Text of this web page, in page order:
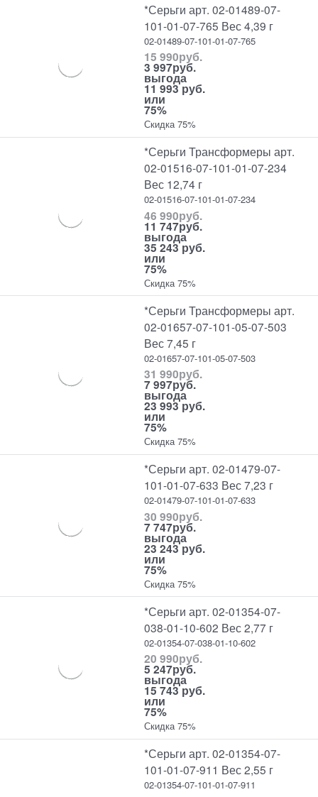
*Серьги арт. 02-01489-07-
101-01-07-765 Вес 4,39 г
02-01489-07-101-01-07-765
15 990руб.
3 997руб.
выгода
11 993 руб.
или
75%
Скидка 75%
*Серьги Трансформеры арт.
02-01516-07-101-01-07-234
Вес 12,74 г
02-01516-07-101-01-07-234
46 990руб.
11 747руб.
выгода
35 243 руб.
или
75%
Скидка 75%
*Серьги Трансформеры арт.
02-01657-07-101-05-07-503
Вес 7,45 г
02-01657-07-101-05-07-503
31 990руб.
7 997руб.
выгода
23 993 руб.
или
75%
Скидка 75%
*Серьги арт. 02-01479-07-
101-01-07-633 Вес 7,23 г
02-01479-07-101-01-07-633
30 990руб.
7 747руб.
выгода
23 243 руб.
или
75%
Скидка 75%
*Серьги арт. 02-01354-07-
038-01-10-602 Вес 2,77 г
02-01354-07-038-01-10-602
20 990руб.
5 247руб.
выгода
15 743 руб.
или
75%
Скидка 75%
*Серьги арт. 02-01354-07-
101-01-07-911 Вес 2,55 г
02-01354-07-101-01-07-911